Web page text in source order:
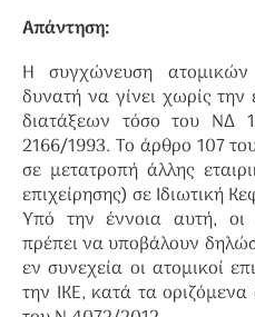
Απάντηση:
Η συγχώνευση ατομικών
δυνατή να γίνει χωρίς
διατάξεων τόσο του ΝΔ
2166/1993. Το άρθρο 107
σε μετατροπή άλλης
επιχείρησης) σε Ιδιωτική
Υπό την έννοια αυτή, οι
πρέπει να υποβάλουν
εν συνεχεία οι ατομικοί
την ΙΚΕ, κατά τα